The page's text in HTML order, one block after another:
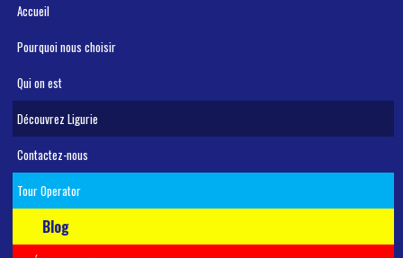
Accueil
Pourquoi nous choisir
Qui on est
Découvrez Ligurie
Contactez-nous
Tour Operator
Blog